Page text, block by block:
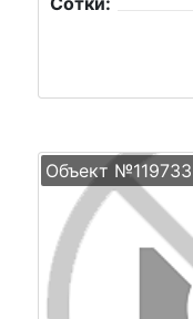
Объект №119733